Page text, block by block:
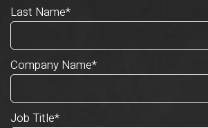
Last Name*
Company Name*
Job Title*